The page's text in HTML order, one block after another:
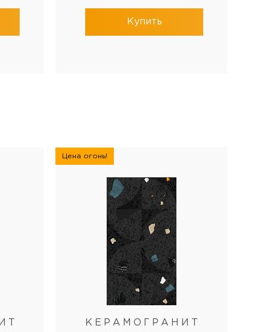
Купить
Цена огонь!
КЕРАМОГРАНИТ